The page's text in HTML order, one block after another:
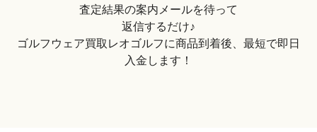
査定結果の案内メールを待って
返信するだけ♪
ゴルフウェア買取レオゴルフに商品到着後、最短で即日
入金します！